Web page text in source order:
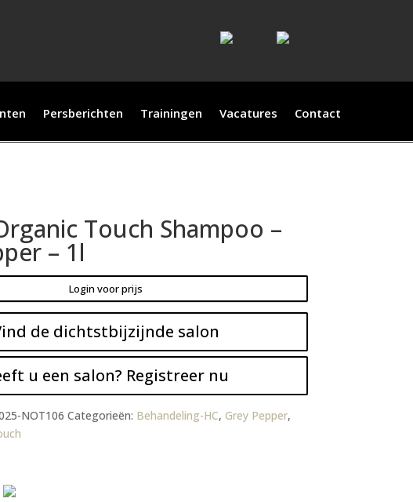
Persberichten Trainingen Vacatures Contact
Touch Shampoo –
– 1l
Login voor prijs
de dichtstbijzijnde salon
u een salon? Registreer nu
NOT106 Categorieën: Behandeling-HC, Grey Pepper,